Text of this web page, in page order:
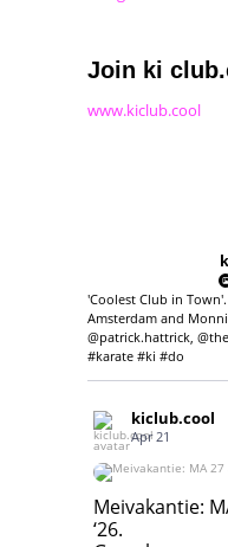
Join ki
www.kiclub.cool
'Coolest Club in
Amsterdam and
@patrick.hattrick,
#karate #ki #do
kiclub.cool
Apr 21
Meivakantie: MA
Geen lessen
Meivakantie:
‘26.